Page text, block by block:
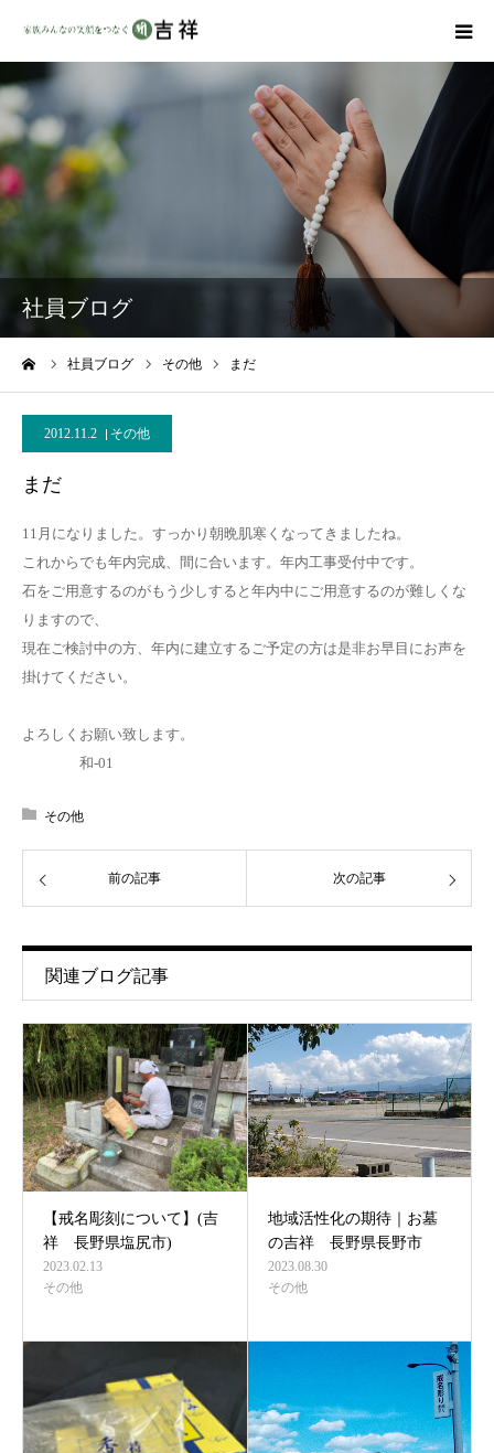
社員ブログ
社員ブログ その他 まだ
2012.11.2 その他
まだ
11月になりました。すっかり朝晩肌寒くなってきましたね。
これからでも年内完成、間に合います。年内工事受付中です。
石をご用意するのがもう少しすると年内中にご用意するのが難しくな
りますので、
現在ご検討中の方、年内に建立するご予定の方は是非お早目にお声を
掛けてください。
よろしくお願い致します。
和-01
その他
前の記事 次の記事
関連ブログ記事
【戒名彫刻について】(吉
祥 長野県塩尻市)
2023.02.13
その他
地域活性化の期待｜お墓
の吉祥 長野県長野市
2023.08.30
その他
商品ラインナップ
墓地・霊園を探す
吉祥の特徴